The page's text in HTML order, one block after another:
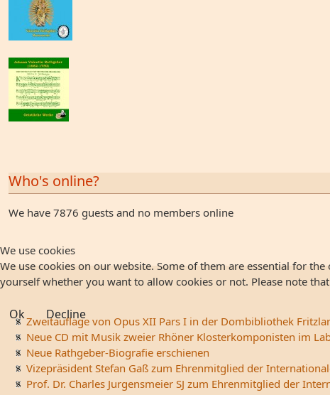
Who's online?
We have 7876 guests and no members online
Zweitauflage von Opus XII Pars I in der Dombibliothek
Neue CD mit Musik zweier Rhöner Klosterkomponisten im
Neue Rathgeber-Biografie erschienen
Vizepräsident Stefan Gaß zum Ehrenmitglied der
Prof. Dr. Charles Jurgensmeier SJ zum Ehrenmitglied der
We use cookies
We use cookies on our website. Some of them are essential for
yourself whether you want to allow cookies or not. Please note
Ok Decline